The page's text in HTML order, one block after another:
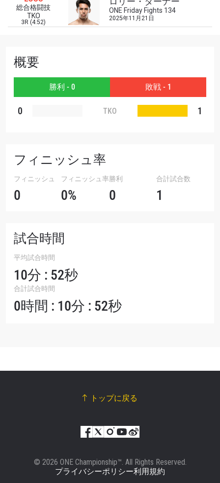
総合格闘技
TKO
3R (4:52)
ONE Friday Fights 134
2025年11月21日
概要
勝利 - 0 敗戦 - 1
0 TKO 1
フィニッシュ率
フィニッシュ
0
フィニッシュ率
0%
勝利
0
合計試合数
1
試合時間
平均試合時間
10分 : 52秒
合計試合時間
0時間 : 10分 : 52秒
トップに戻る
© 2026 ONE Championship™. All Rights Reserved.
プライバシーポリシー利用規約
対戦相手
ハイライトを見る
席をゲットするため今すぐ登録を！
Eメール
名前（ローマ字で記入）
様は、いつでも配信を停止することができます。